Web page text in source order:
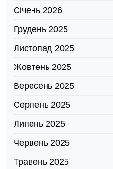
Січень 2026
Грудень 2025
Листопад 2025
Жовтень 2025
Вересень 2025
Серпень 2025
Липень 2025
Червень 2025
Травень 2025